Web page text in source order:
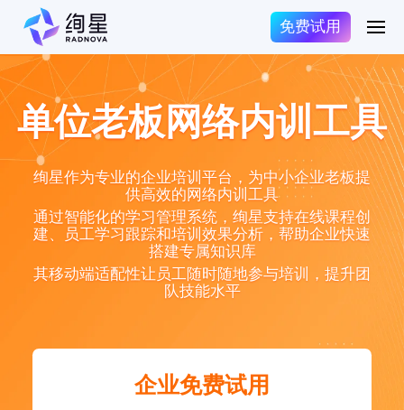
免费试用
单位老板网络内训工具
绚星作为专业的企业培训平台，为中小企业老板提
供高效的网络内训工具
通过智能化的学习管理系统，绚星支持在线课程创
建、员工学习跟踪和培训效果分析，帮助企业快速
搭建专属知识库
其移动端适配性让员工随时随地参与培训，提升团
队技能水平
企业免费试用